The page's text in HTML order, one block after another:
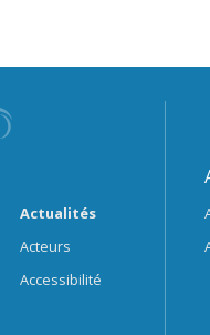
Actualités
Acteurs
Accessibilité